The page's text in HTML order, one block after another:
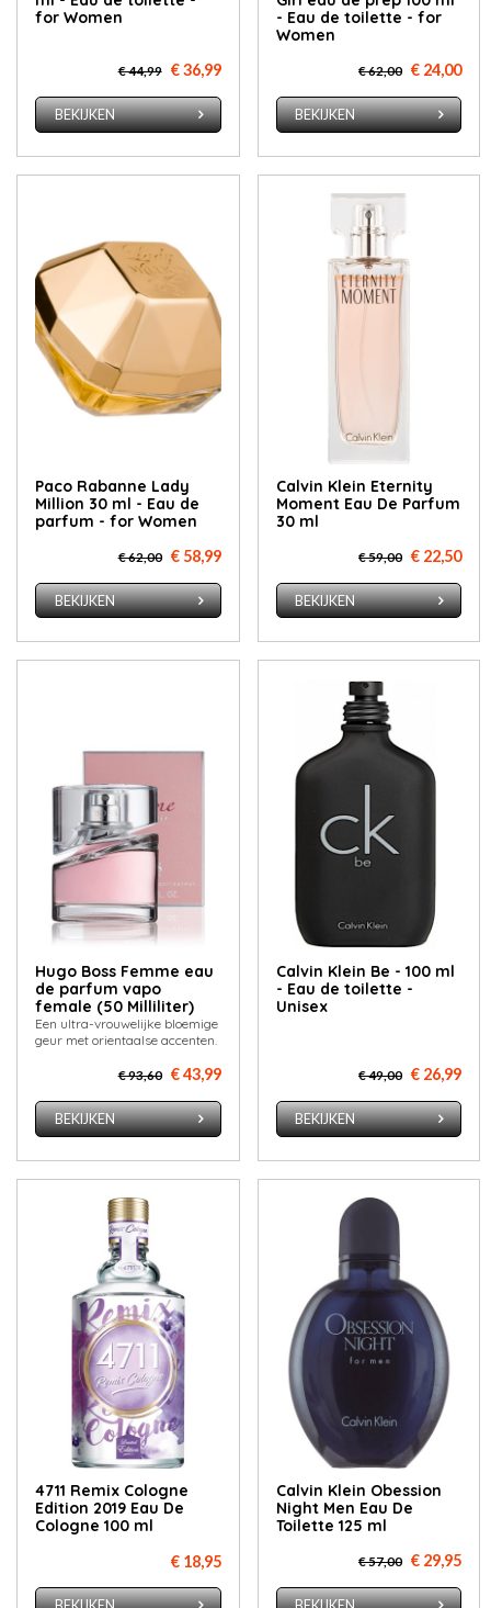
for Women
€ 44,99 € 36,99
BEKIJKEN
- Eau de toilette - for
Women
€ 62,00 € 24,00
BEKIJKEN
Paco Rabanne Lady
Million 30 ml - Eau de
parfum - for Women
€ 62,00 € 58,99
BEKIJKEN
Calvin Klein Eternity
Moment Eau De Parfum
30 ml
€ 59,00 € 22,50
BEKIJKEN
Hugo Boss Femme eau
de parfum vapo
female (50 Milliliter)
Een ultra-vrouwelijke bloemige
geur met orientaalse accenten.
€ 93,60 € 43,99
BEKIJKEN
Calvin Klein Be - 100 ml
- Eau de toilette -
Unisex
€ 49,00 € 26,99
BEKIJKEN
4711 Remix Cologne
Edition 2019 Eau De
Cologne 100 ml
€ 18,95
Calvin Klein Obession
Night Men Eau De
Toilette 125 ml
€ 57,00 € 29,95